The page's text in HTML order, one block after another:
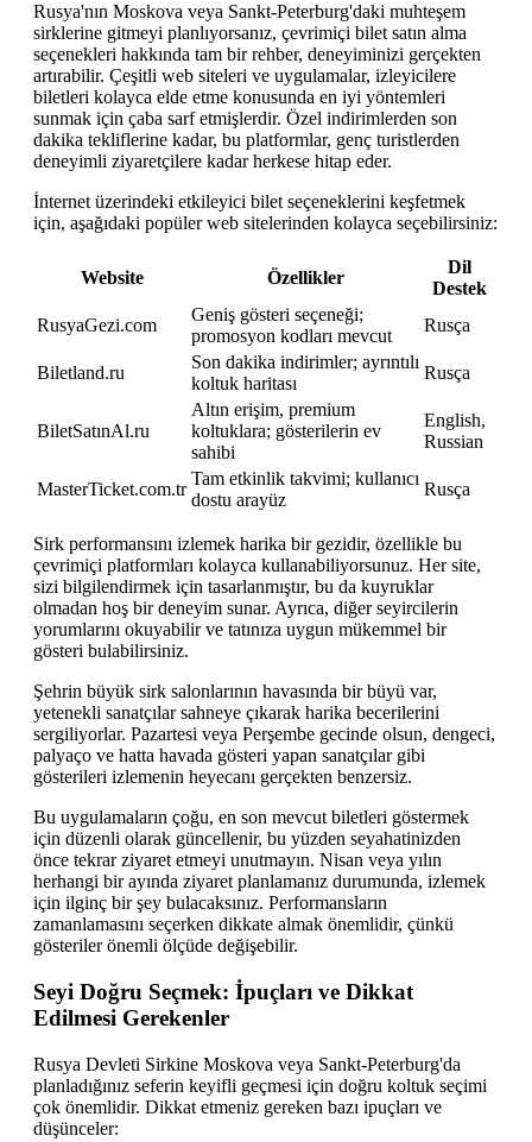
Rusya'nın Moskova veya Sankt-Peterburg'daki muhteşem
sirklerine gitmeyi planlıyorsanız, çevrimiçi bilet satın alma
seçenekleri hakkında tam bir rehber, deneyiminizi gerçekten
artırabilir. Çeşitli web siteleri ve uygulamalar, izleyicilere
biletleri kolayca elde etme konusunda en iyi yöntemleri
sunmak için çaba sarf etmişlerdir. Özel indirimlerden son
dakika tekliflerine kadar, bu platformlar, genç turistlerden
deneyimli ziyaretçilere kadar herkese hitap eder.
İnternet üzerindeki etkileyici bilet seçeneklerini keşfetmek
için, aşağıdaki popüler web sitelerinden kolayca seçebilirsiniz:
Website Özellikler
Dil
Destek
RusyaGezi.com
Geniş gösteri seçeneği;
promosyon kodları mevcut
Rusça
Biletland.ru
Son dakika indirimler; ayrıntılı
koltuk haritası
Rusça
BiletSatınAl.ru
Altın erişim, premium
koltuklara; gösterilerin ev
sahibi
English,
Russian
MasterTicket.com.tr
Tam etkinlik takvimi; kullanıcı
dostu arayüz
Rusça
Sirk performansını izlemek harika bir gezidir, özellikle bu
çevrimiçi platformları kolayca kullanabiliyorsunuz. Her site,
sizi bilgilendirmek için tasarlanmıştır, bu da kuyruklar
olmadan hoş bir deneyim sunar. Ayrıca, diğer seyircilerin
yorumlarını okuyabilir ve tatınıza uygun mükemmel bir
gösteri bulabilirsiniz.
Şehrin büyük sirk salonlarının havasında bir büyü var,
yetenekli sanatçılar sahneye çıkarak harika becerilerini
sergiliyorlar. Pazartesi veya Perşembe gecinde olsun, dengeci,
palyaço ve hatta havada gösteri yapan sanatçılar gibi
gösterileri izlemenin heyecanı gerçekten benzersiz.
Bu uygulamaların çoğu, en son mevcut biletleri göstermek
için düzenli olarak güncellenir, bu yüzden seyahatinizden
önce tekrar ziyaret etmeyi unutmayın. Nisan veya yılın
herhangi bir ayında ziyaret planlamanız durumunda, izlemek
için ilginç bir şey bulacaksınız. Performansların
zamanlamasını seçerken dikkate almak önemlidir, çünkü
gösteriler önemli ölçüde değişebilir.
Seyi Doğru Seçmek: İpuçları ve Dikkat
Edilmesi Gerekenler
Rusya Devleti Sirkine Moskova veya Sankt-Peterburg'da
planladığınız seferin keyifli geçmesi için doğru koltuk seçimi
çok önemlidir. Dikkat etmeniz gereken bazı ipuçları ve
düşünceler: